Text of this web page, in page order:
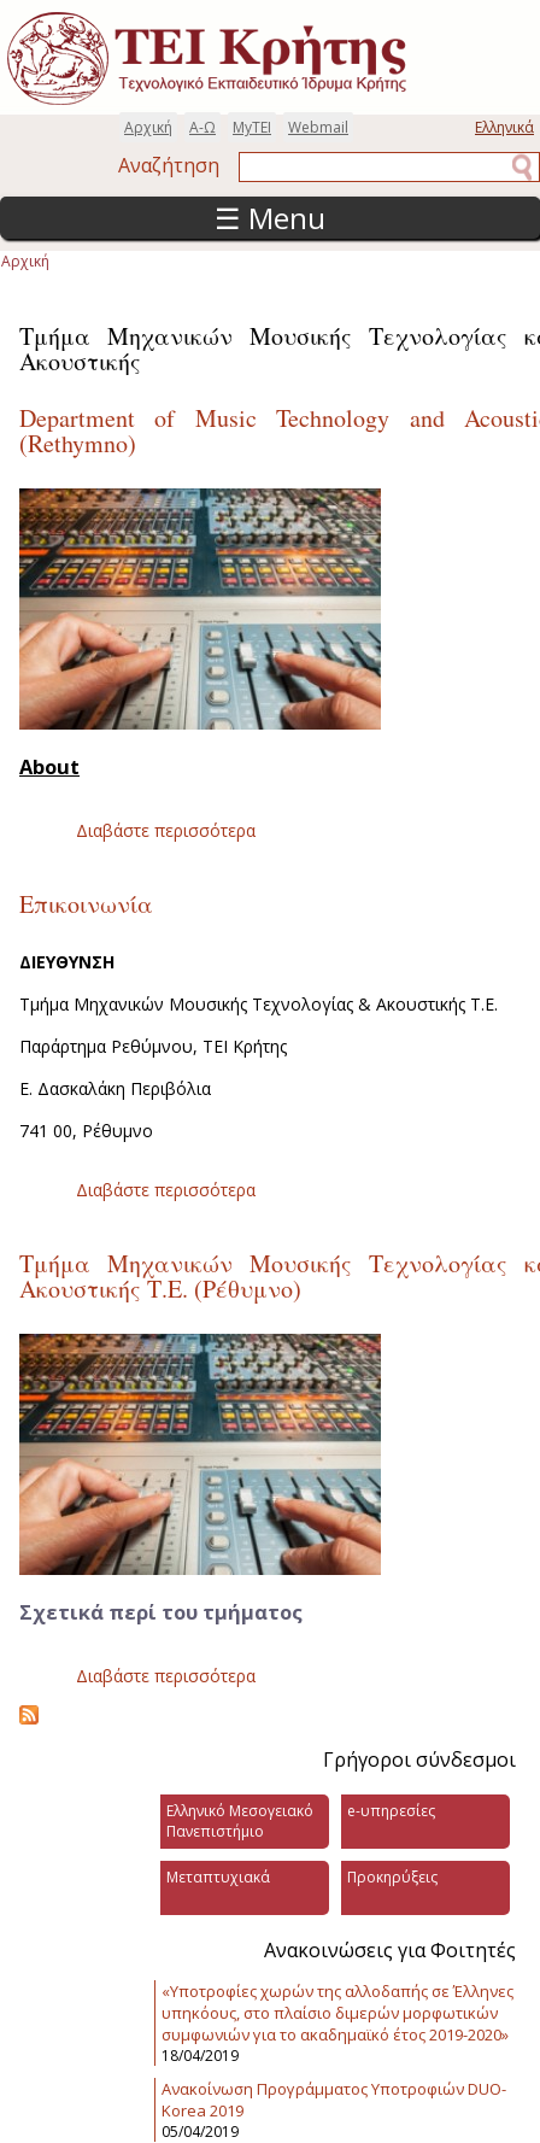
Παράκαμψη προς το κυρίως περιεχόμενο
Ελληνικά
Webmail
MyTEI
Α-Ω
Αρχική
Αναζήτηση
☰ Menu
Αρχική
Τμήμα Μηχανικών Μουσικής Τεχνολογίας
Ακουστικής
Department of Music Technology and
(Rethymno)
About
Διαβάστε περισσότερα
Επικοινωνία
ΔΙΕΥΘΥΝΣΗ
Τμήμα Μηχανικών Μουσικής Τεχνολογίας & Ακουστικής Τ.Ε.
Παράρτημα Ρεθύμνου, ΤΕΙ Κρήτης
Ε. Δασκαλάκη Περιβόλια
741 00, Ρέθυμνο
Διαβάστε περισσότερα
Τμήμα Μηχανικών Μουσικής Τεχνολογίας
Ακουστικής Τ.Ε. (Ρέθυμνο)
Σχετικά περί του τμήματος
Διαβάστε περισσότερα
Γρήγοροι σύνδεσμοι
Ελληνικό Μεσογειακό
Πανεπιστήμιο
e-υπηρεσίες
Μεταπτυχιακά Προκηρύξεις
Ανακοινώσεις για Φοιτητές
«Υποτροφίες χωρών της αλλοδαπής σε Έλληνες
υπηκόους, στο πλαίσιο διμερών μορφωτικών
συμφωνιών για το ακαδημαϊκό έτος 2019-2020»
18/04/2019
Ανακοίνωση Προγράμματος Υποτροφιών DUO-
Korea 2019
05/04/2019